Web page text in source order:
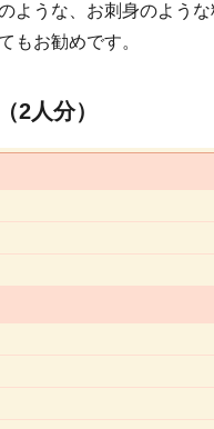
ような、お刺身のよう
もお勧めです。
2人分）